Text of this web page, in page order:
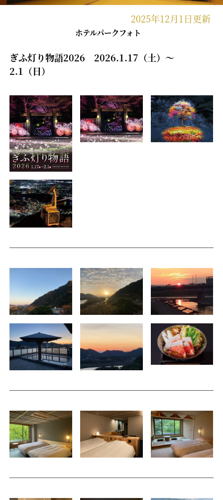
2025年12月1日更新
ホテルパークフォト
ぎふ灯り物語2026 2026.1.17（土）～
2.1（日）